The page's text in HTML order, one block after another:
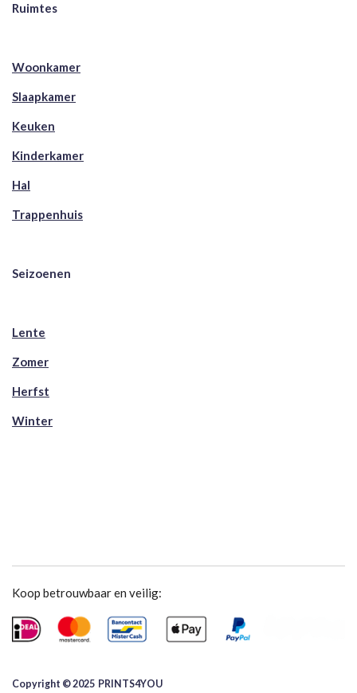
Ruimtes
Woonkamer
Slaapkamer
Keuken
Kinderkamer
Hal
Trappenhuis
Seizoenen
Lente
Zomer
Herfst
Winter
Koop betrouwbaar en veilig:
Copyright © 2025 ​PRINTS4YOU